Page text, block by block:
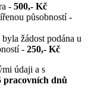
- 500,- Kč
působností -
žádost podána u
- 250,- Kč
údaji a s
pracovních dnů